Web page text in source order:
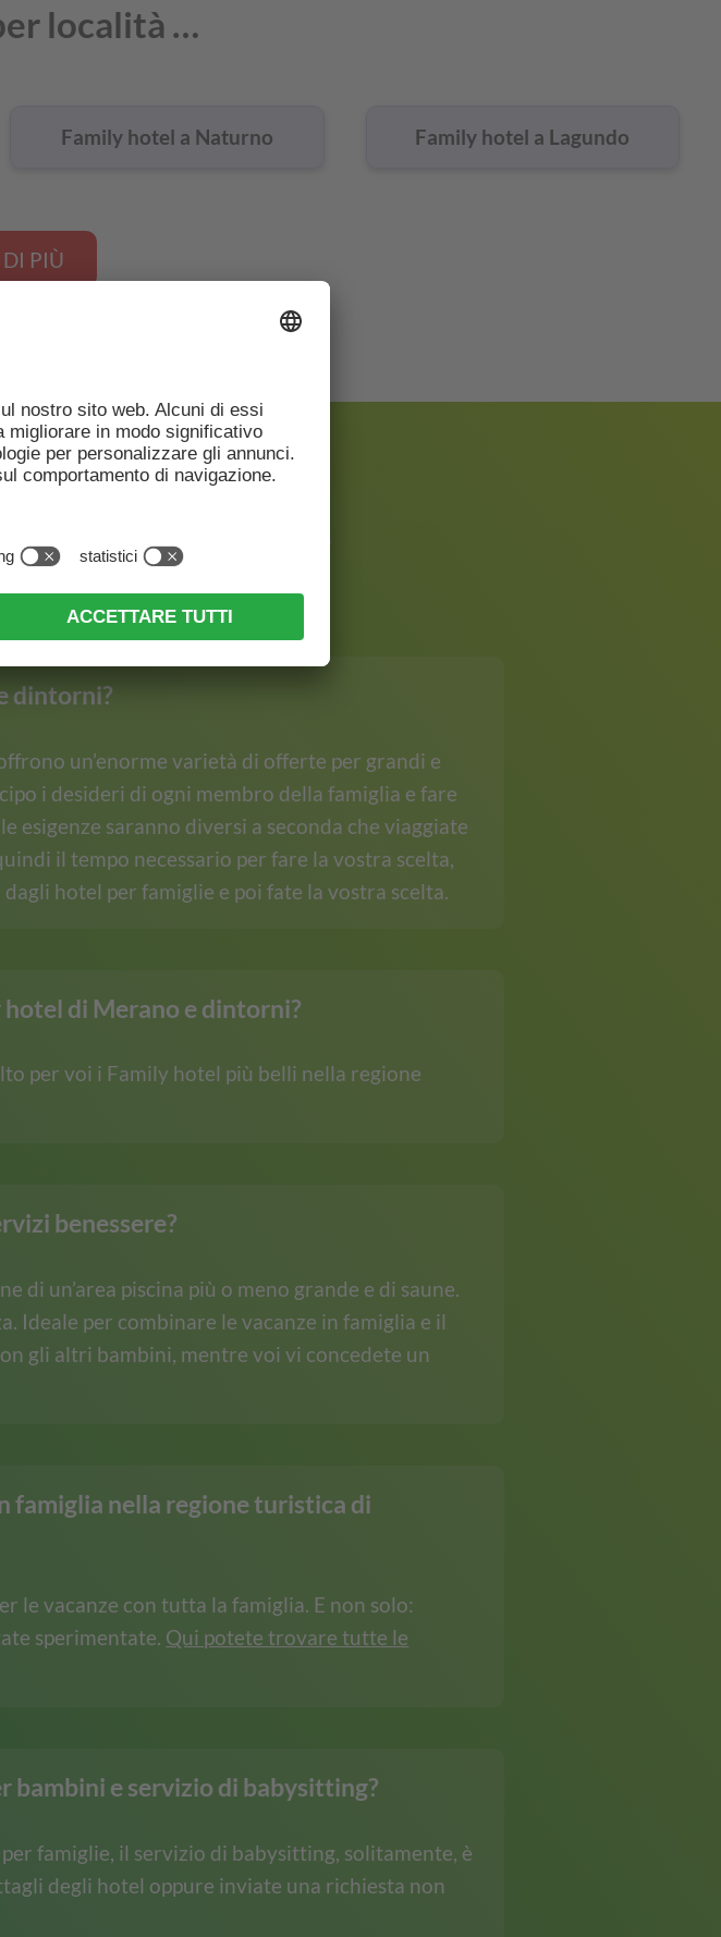
località …
Family hotel a Naturno Family hotel a Lagundo
PIÙ
hotel per famiglie
dintorni
dintorni?
un’enorme varietà di offerte per grandi e
i desideri di ogni membro della famiglia e fare
esigenze saranno diversi a seconda che viaggiate
il tempo necessario per fare la vostra scelta,
hotel per famiglie e poi fate la vostra scelta.
di Merano e dintorni?
per voi i Family hotel più belli nella regione
benessere?
di un’area piscina più o meno grande e di saune.
per combinare le vacanze in famiglia e il
gli altri bambini, mentre voi vi concedete un
famiglia nella regione turistica di
le vacanze con tutta la famiglia. E non solo:
sperimentate. Qui potete trovare tutte le
bambini e servizio di babysitting?
famiglie, il servizio di babysitting, solitamente, è
degli hotel oppure inviate una richiesta non